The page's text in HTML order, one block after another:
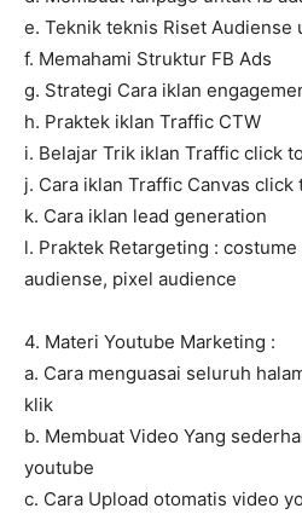
e. Teknik teknis Riset Audiense
f. Memahami Struktur FB Ads
g. Strategi Cara iklan
h. Praktek iklan Traffic CTW
i. Belajar Trik iklan Traffic click
j. Cara iklan Traffic Canvas click
k. Cara iklan lead generation
l. Praktek Retargeting :
audiense, pixel audience
4. Materi Youtube Marketing :
a. Cara menguasai seluruh
klik
b. Membuat Video Yang
youtube
c. Cara Upload otomatis video